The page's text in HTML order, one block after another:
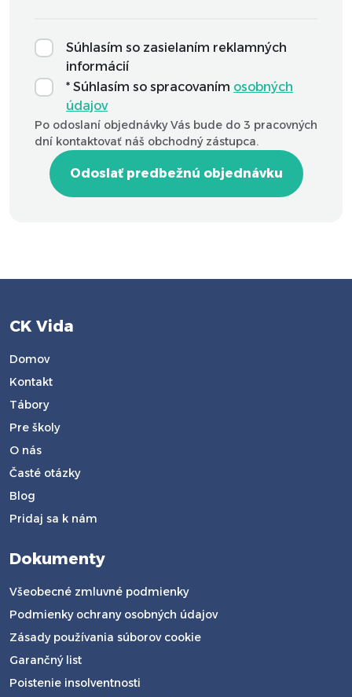
Súhlasím so zasielaním reklamných
informácií
* Súhlasím so spracovaním osobných
údajov
Po odoslaní objednávky Vás bude do 3 pracovných
dní kontaktovať náš obchodný zástupca.
Odoslať predbežnú objednávku
CK Vida
Domov
Kontakt
Tábory
Pre školy
O nás
Časté otázky
Blog
Pridaj sa k nám
Dokumenty
Všeobecné zmluvné podmienky
Podmienky ochrany osobných údajov
Zásady používania súborov cookie
Garančný list
Poistenie insolventnosti